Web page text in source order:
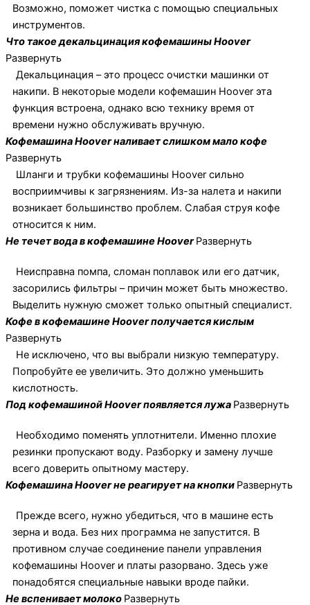
Возможно, поможет чистка с помощью специальных
инструментов.
Что такое декальцинация кофемашины Hoover
Развернуть
Декальцинация – это процесс очистки машинки от
накипи. В некоторые модели кофемашин Hoover эта
функция встроена, однако всю технику время от
времени нужно обслуживать вручную.
Кофемашина Hoover наливает слишком мало кофе
Развернуть
Шланги и трубки кофемашины Hoover сильно
восприимчивы к загрязнениям. Из-за налета и накипи
возникает большинство проблем. Слабая струя кофе
относится к ним.
Не течет вода в кофемашине HooverРазвернуть
Неисправна помпа, сломан поплавок или его датчик,
засорились фильтры – причин может быть множество.
Выделить нужную сможет только опытный специалист.
Кофе в кофемашине Hoover получается кислым
Развернуть
Не исключено, что вы выбрали низкую температуру.
Попробуйте ее увеличить. Это должно уменьшить
кислотность.
Под кофемашиной Hoover появляется лужа Развернуть
Необходимо поменять уплотнители. Именно плохие
резинки пропускают воду. Разборку и замену лучше
всего доверить опытному мастеру.
Кофемашина Hoover не реагирует на кнопки Развернуть
Прежде всего, нужно убедиться, что в машине есть
зерна и вода. Без них программа не запустится. В
противном случае соединение панели управления
кофемашины Hoover и платы разорвано. Здесь уже
понадобятся специальные навыки вроде пайки.
Не вспенивает молоко Развернуть